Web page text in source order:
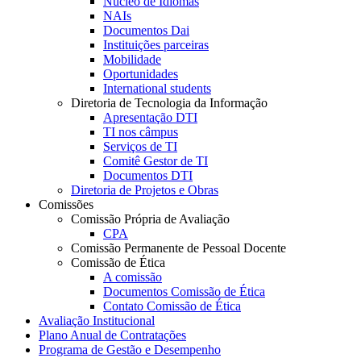
NAIs
Documentos Dai
Instituições parceiras
Mobilidade
Oportunidades
International students
Diretoria de Tecnologia da Informação
Apresentação DTI
TI nos câmpus
Serviços de TI
Comitê Gestor de TI
Documentos DTI
Diretoria de Projetos e Obras
Comissões
Comissão Própria de Avaliação
CPA
Comissão Permanente de Pessoal Docente
Comissão de Ética
A comissão
Documentos Comissão de Ética
Contato Comissão de Ética
Avaliação Institucional
Plano Anual de Contratações
Programa de Gestão e Desempenho